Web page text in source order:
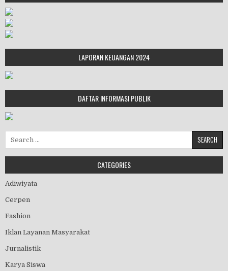
LAPORAN KEUANGAN 2024
DAFTAR INFORMASI PUBLIK
Search for:
CATEGORIES
Adiwiyata
Cerpen
Fashion
Iklan Layanan Masyarakat
Jurnalistik
Karya Siswa